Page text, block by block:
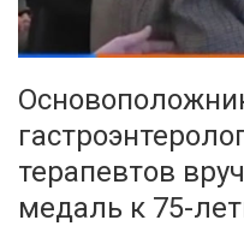
терапевтов
медаль к 75-